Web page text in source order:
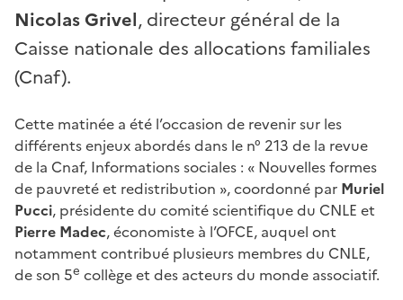
Nicolas Grivel, directeur général de la
Caisse nationale des allocations familiales
(Cnaf).
Cette matinée a été l’occasion de revenir sur les
différents enjeux abordés dans le n° 213 de la revue
de la Cnaf, Informations sociales : « Nouvelles formes
de pauvreté et redistribution », coordonné par Muriel
Pucci, présidente du comité scientifique du CNLE et
Pierre Madec, économiste à l’OFCE, auquel ont
notamment contribué plusieurs membres du CNLE,
de son 5e collège et des acteurs du monde associatif.